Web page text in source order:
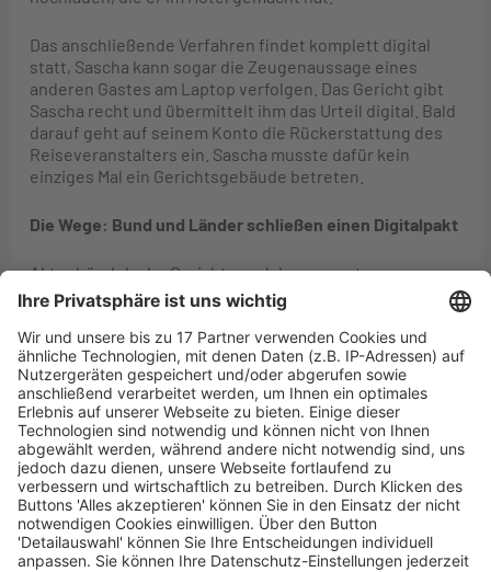
Das anschließende Verfahren findet komplett digital
statt, Sascha kann sogar die Zeugenaussage eines
anderen Gastes am Laptop verfolgen. Das Gericht gibt
Sascha recht und übermittelt ihm das Urteil digital. Bald
darauf geht auf seinem Konto die Rückerstattung des
Reiseveranstalters ein. Sascha musste dafür kein
einziges Mal ein Gerichtsgebäude betreten.
Die Wege: Bund und Länder schließen einen Digitalpakt
Aktenbündel ade: Gerichte und das gesamte
Justizsystemmüssen große Schritte in Richtung
Digitalisierung gehen. Bund und Länder schließen
hierzu den Digitalpakt für die Justiz. Mit ihm verbessern
wir die Arbeitsprozesse, schaffen einheitliche
Justizangebote im Internet und effizientere Verfahren
sowie einen bürgerfreundlichen Zugang zum Recht.
Wir als Bund werden künftig mehr Verantwortung für
die technische Umsetzung der Justizdigitalisierung
übernehmen. Dadurch lernen wir selbst hinzu, damit
neue Gesetze künftig so verfasst werden, dass sie
wirklich in das digitale Zeitalter passen. Auch
Künstliche Intelligenz wird künftig im Justizbereich die